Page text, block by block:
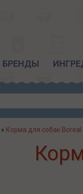
БРЕНДЫ
» Корма для собак Boreal